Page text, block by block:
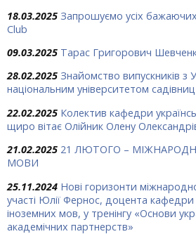
18.03.2025 Запрошуємо усіх
Club
09.03.2025 Тарас Григорович
28.02.2025 Знайомство випускників з
національним університетом
22.02.2025 Колектив кафедри
щиро вітає Олійник Олену
21.02.2025 21 ЛЮТОГО –
МОВИ
25.11.2024 Нові горизонти
участі Юлії Фернос, доцента кафедри
іноземних мов, у тренінгу «Основи
академічних партнерств»